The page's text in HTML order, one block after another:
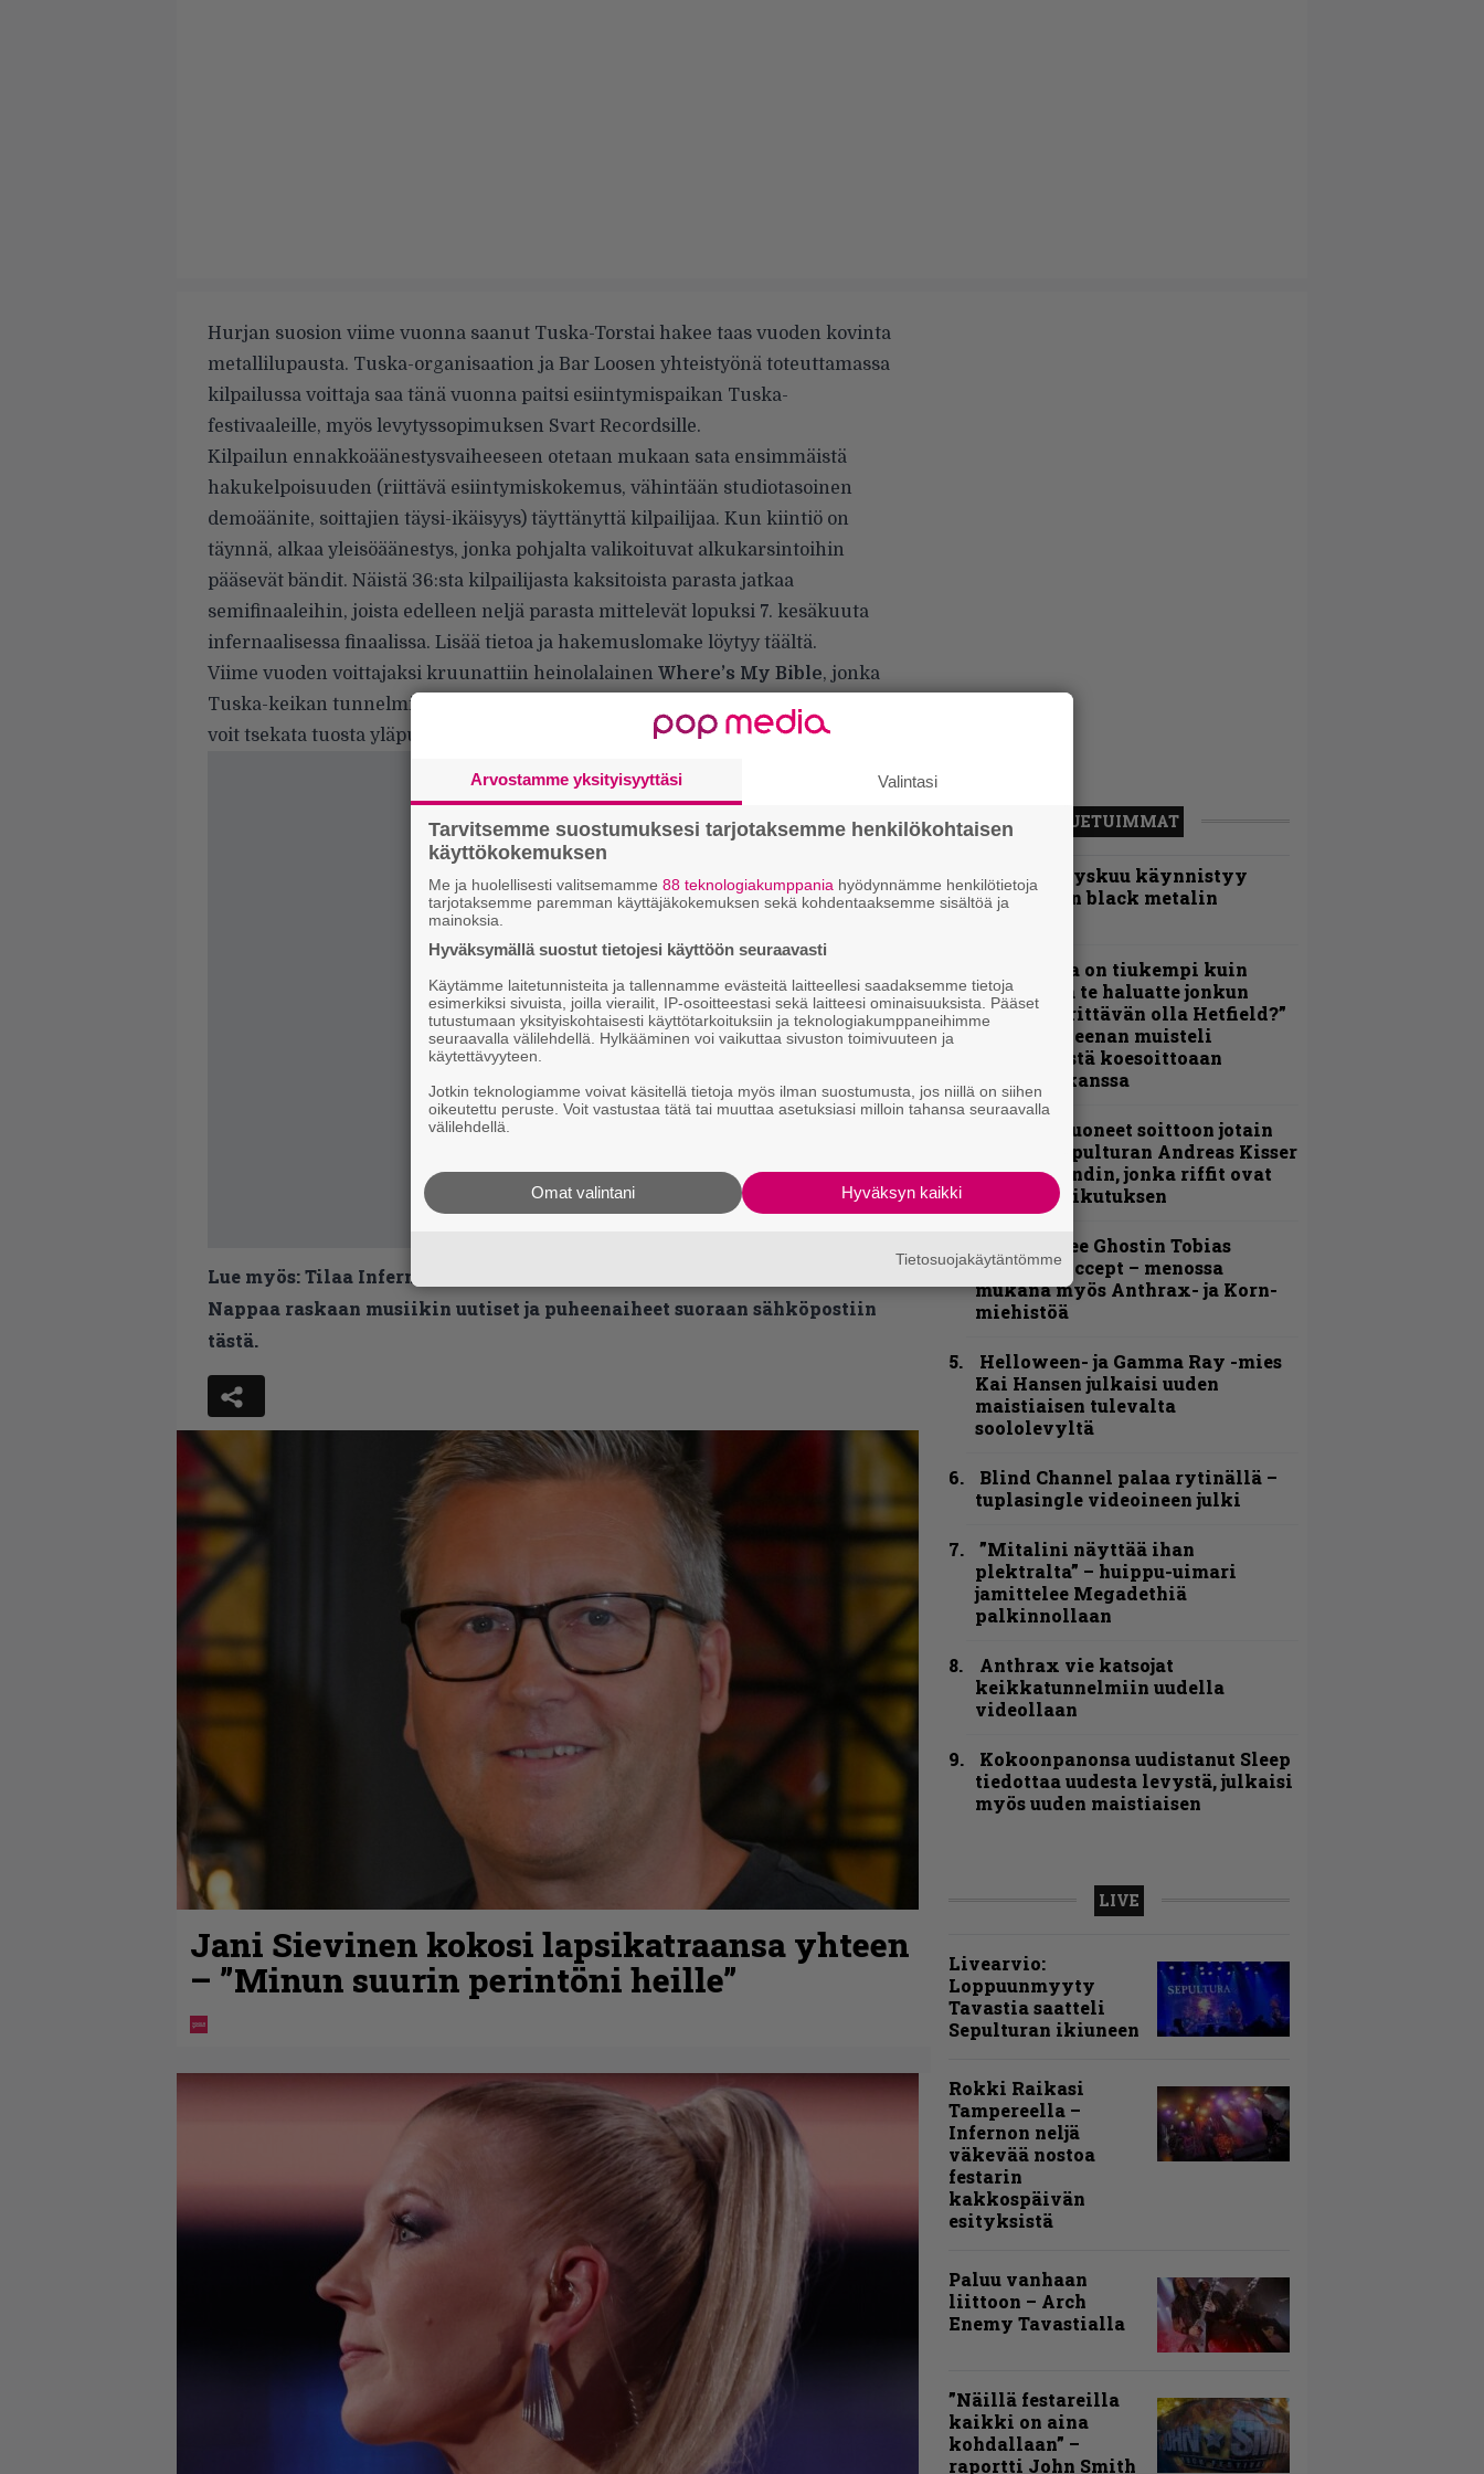
Hurjan suosion viime vuonna saanut Tuska-Torstai hakee taas vuoden kovinta
metallilupausta. Tuska-organisaation ja Bar Loosen yhteistyönä toteuttamassa
kilpailussa voittaja saa tänä vuonna paitsi esiintymispaikan Tuska-
festivaaleille, myös levytyssopimuksen Svart Recordsille.
Kilpailun ennakkoäänestysvaiheeseen otetaan mukaan sata ensimmäistä
hakukelpoisuuden (riittävä esiintymiskokemus, vähintään studiotasoinen
demoäänite, soittajien täysi-ikäisyys) täyttänyttä kilpailijaa. Kun kiintiö on
täynnä, alkaa yleisöäänestys, jonka pohjalta valikoituvat alkukarsintoihin
pääsevät bändit. Näistä 36:sta kilpailijasta kaksitoista parasta jatkaa
semifinaaleihin, joista edelleen neljä parasta mittelevät lopuksi 7. kesäkuuta
infernaalisessa finaalissa. Lisää tietoa ja hakemuslomake löytyy täältä.
Viime vuoden voittajaksi kruunattiin heinolalainen Where’s My Bible, jonka
Tuska-keikan tunnelmia löytyy bändin
-musiikkivideolta, jonka
voit tsekata tuosta yläpuolelta.
Lue myös:Tilaa Infernon uutiskirje ja tiedät mistä kahvitauolla puhutaan!
Nappaa raskaan musiikin uutiset ja puheenaiheet suoraan sähköpostiin
tästä.
Jani Sievinen kokosi lapsikatraansa yhteen
– ”Minun suurin perintöni heille”
LUETUIMMAT
Espoon syyskuu käynnistyy
kotimaisen black metalin
”Metallica on tiukempi kuin
koskaan ja te haluatte jonkun
nulikan yrittävän olla Hetfield?”
– Pepper Keenan muisteli
ensimmäistä koesoittoaan
hevijätin kanssa
”He ovat tuoneet soittoon jotain
uutta” – Sepulturan Andreas Kisser
nimeää bändin, jonka riffit ovat
tehneet vaikutuksen
Näin lähtee Ghostin Tobias
Forgelta Accept – menossa
mukana myös Anthrax- ja Korn-
miehistöä
Helloween- ja Gamma Ray -mies
Kai Hansen julkaisi uuden
maistiaisen tulevalta
soololevyltä
Blind Channel palaa rytinällä –
tuplasingle videoineen julki
”Mitalini näyttää ihan
plektralta” – huippu-uimari
jamittelee Megadethiä
palkinnollaan
Anthrax vie katsojat
keikkatunnelmiin uudella
videollaan
Kokoonpanonsa uudistanut Sleep
tiedottaa uudesta levystä, julkaisi
myös uuden maistiaisen
LIVE
Livearvio:
Loppuunmyyty
Tavastia saatteli
Sepulturan ikiuneen
Rokki Raikasi
Tampereella –
Infernon neljä
väkevää nostoa
festarin
kakkospäivän
esityksistä
Paluu vanhaan
liittoon – Arch
Enemy Tavastialla
”Näillä festareilla
kaikki on aina
kohdallaan” –
raportti John Smith
Arvostamme yksityisyyttäsi Valintasi
Tarvitsemme suostumuksesi tarjotaksemme henkilökohtaisen
käyttökokemuksen
Me ja huolellisesti valitsemamme 88 teknologiakumppania hyödynnämme henkilötietoja
tarjotaksemme paremman käyttäjäkokemuksen sekä kohdentaaksemme sisältöä ja
mainoksia.
Hyväksymällä suostut tietojesi käyttöön seuraavasti
Käytämme laitetunnisteita ja tallennamme evästeitä laitteellesi saadaksemme tietoja
esimerkiksi sivuista, joilla vierailit, IP-osoitteestasi sekä laitteesi ominaisuuksista. Pääset
tutustumaan yksityiskohtaisesti käyttötarkoituksiin ja teknologiakumppaneihimme
seuraavalla välilehdellä. Hylkääminen voi vaikuttaa sivuston toimivuuteen ja
käytettävyyteen.
Jotkin teknologiamme voivat käsitellä tietoja myös ilman suostumusta, jos niillä on siihen
oikeutettu peruste. Voit vastustaa tätä tai muuttaa asetuksiasi milloin tahansa seuraavalla
välilehdellä.
Hyväksyn kaikki
Omat valintani
Tietosuojakäytäntömme